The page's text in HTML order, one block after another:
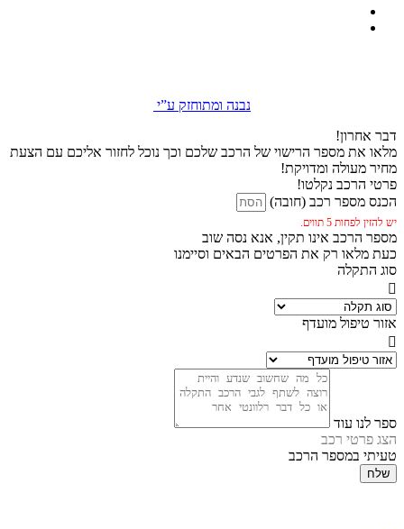
נבנה ומתוחזק ע”י
דבר אחרון!
מלאו את מספר הרישוי של הרכב שלכם וכך נוכל לחזור אליכם עם הצעת
מחיר מעולה ומדויקת!
פרטי הרכב נקלטו!
הכנס מספר רכב (חובה)
יש להזין לפחות 5 תווים.
מספר הרכב אינו תקין, אנא נסה שוב
כעת מלאו רק את הפרטים הבאים וסיימנו
סוג התקלה
אזור טיפול מועדף
ספר לנו עוד
הצג פרטי רכב
טעיתי במספר הרכב
שלח